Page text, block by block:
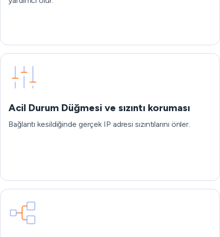
Acil Durum Düğmesi ve sızıntı koruması
Bağlantı kesildiğinde gerçek IP adresi sızıntılarını önler.